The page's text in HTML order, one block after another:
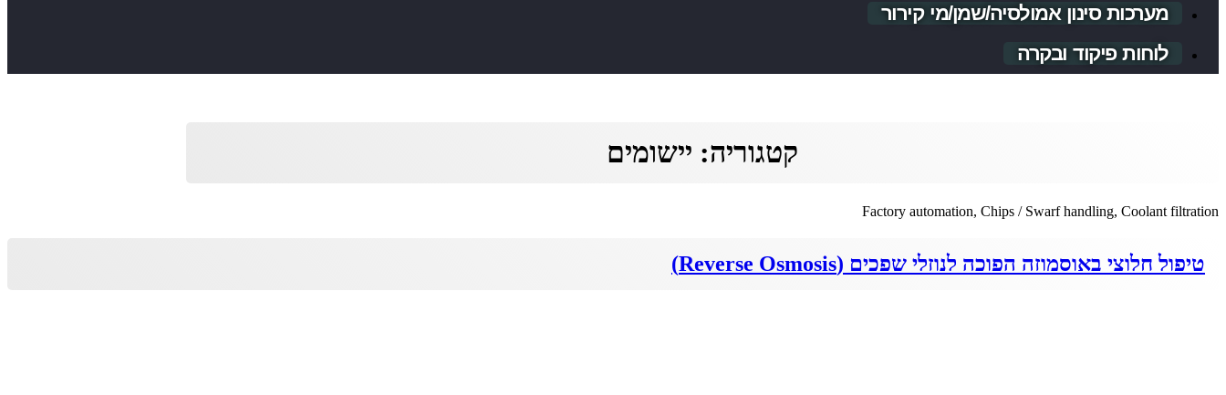
מערכות סינון אמולסיה/שמן/מי קירור
לוחות פיקוד ובקרה
קטגוריה: יישומים
Factory automation, Chips / Swarf handling, Coolant filtration
טיפול חלוצי באוסמוזה הפוכה לנוזלי שפכים (Reverse Osmosis)